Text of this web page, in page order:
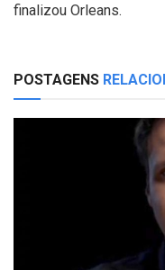
finalizou Orleans.
POSTAGENS